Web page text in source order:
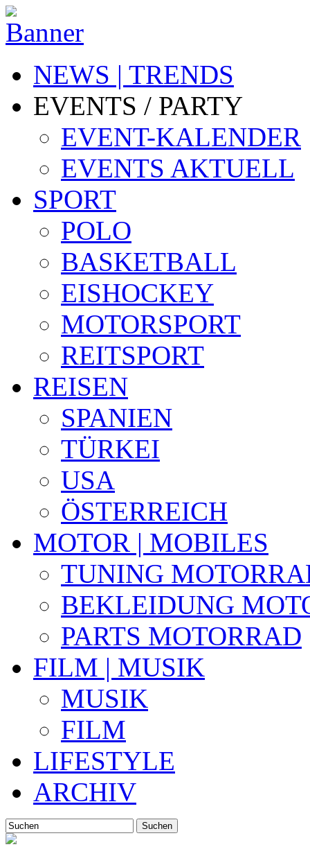
NEWS | TRENDS
EVENTS / PARTY
EVENT-KALENDER
EVENTS AKTUELL
SPORT
POLO
BASKETBALL
EISHOCKEY
MOTORSPORT
REITSPORT
REISEN
SPANIEN
TÜRKEI
USA
ÖSTERREICH
MOTOR | MOBILES
TUNING
BEKLEIDUNG
PARTS MOTORRAD
FILM | MUSIK
MUSIK
FILM
LIFESTYLE
ARCHIV
Suchen